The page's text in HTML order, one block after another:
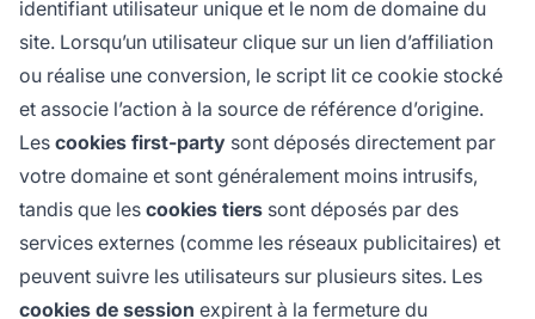
identifiant utilisateur unique et le nom de domaine du
site. Lorsqu’un utilisateur clique sur un lien d’affiliation
ou réalise une conversion, le script lit ce cookie stocké
et associe l’action à la source de référence d’origine.
Les cookies first-party sont déposés directement par
votre domaine et sont généralement moins intrusifs,
tandis que les cookies tiers sont déposés par des
services externes (comme les réseaux publicitaires) et
peuvent suivre les utilisateurs sur plusieurs sites. Les
cookies de session expirent à la fermeture du